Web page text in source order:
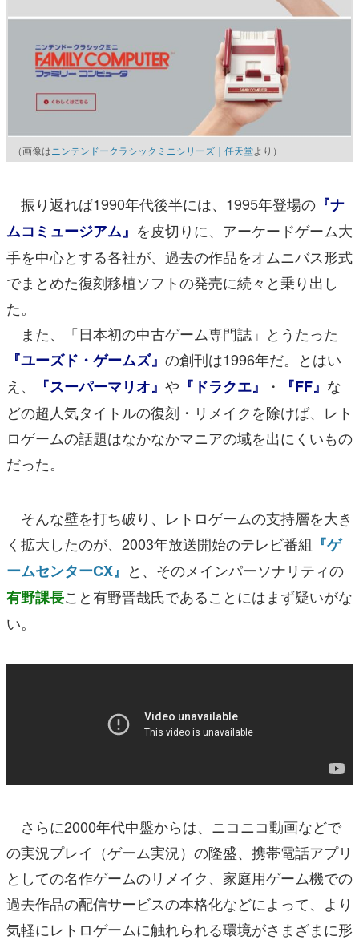
（画像はニンテンドークラシックミニシリーズ｜任天堂より）
振り返れば1990年代後半には、1995年登場の 『ナ
ムコミュージアム』 を皮切りに、アーケードゲーム大
手を中心とする各社が、過去の作品をオムニバス形式
でまとめた復刻移植ソフトの発売に続々と乗り出し
た。
また、「日本初の中古ゲーム専門誌」とうたった
『ユーズド・ゲームズ』 の創刊は1996年だ。とはい
え、
『スーパーマリオ』 や 『ドラクエ』 ・ 『FF』 な
どの超人気タイトルの復刻・リメイクを除けば、レト
ロゲームの話題はなかなかマニアの域を出にくいもの
だった。
そんな壁を打ち破り、レトロゲームの支持層を大き
く拡大したのが、2003年放送開始のテレビ番組 『ゲ
ームセンターCX』 と、そのメインパーソナリティの
有野課長こと有野晋哉氏であることにはまず疑いがな
い。
さらに2000年代中盤からは、ニコニコ動画などで
の実況プレイ（ゲーム実況）の隆盛、携帯電話アプリ
としての名作ゲームのリメイク、家庭用ゲーム機での
過去作品の配信サービスの本格化などによって、より
気軽にレトロゲームに触れられる環境がさまざまに形